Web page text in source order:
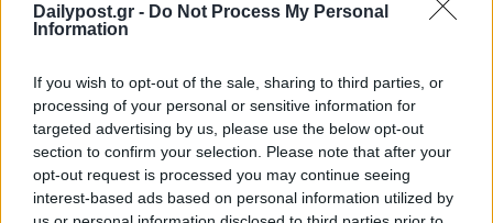
Dailypost.gr - Do Not Process My Personal
Information
If you wish to opt-out of the sale, sharing to third parties, or
processing of your personal or sensitive information for
targeted advertising by us, please use the below opt-out
section to confirm your selection. Please note that after your
opt-out request is processed you may continue seeing
interest-based ads based on personal information utilized by